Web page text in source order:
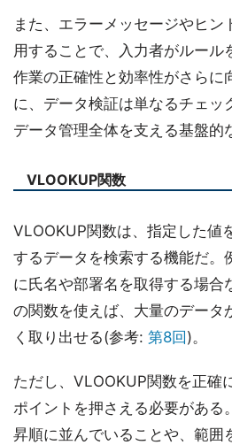
また、エラーメッセージやヒン
用することで、入力者がルール
作業の正確性と効率性がさらに
に、データ検証は単なるチェッ
データ管理全体を支える基盤的
VLOOKUP関数
VLOOKUP関数は、指定した値
するデータを検索する機能だ。
に氏名や部署名を取得する場合
の関数を使えば、大量のデータ
く取り出せる(参考: 第8回 )。
ただし、VLOOKUP関数を正確
ポイントを押さえる必要がある
昇順に並んでいることや、範囲